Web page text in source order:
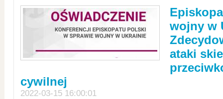
wojny w
ataki
cywilnej
2022-03-15 16:00:01